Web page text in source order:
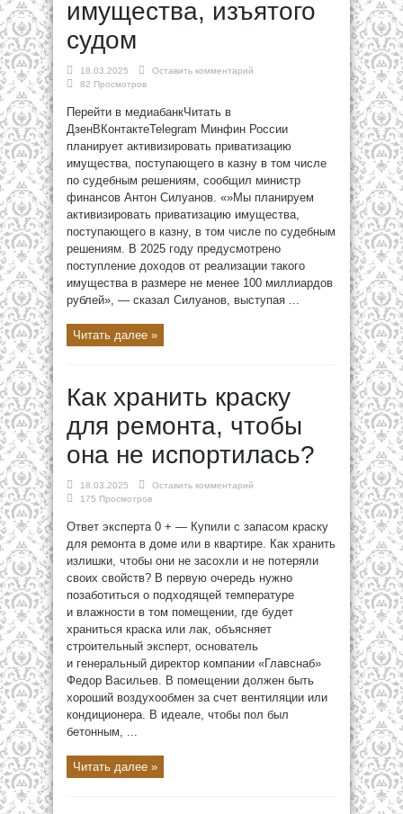
имущества, изъятого
судом
18.03.2025
Оставить комментарий
82 Просмотров
Перейти в медиабанкЧитать в
ДзенВКонтактеTelegram Минфин России
планирует активизировать приватизацию
имущества, поступающего в казну в том числе
по судебным решениям, сообщил министр
финансов Антон Силуанов. «»Мы планируем
активизировать приватизацию имущества,
поступающего в казну, в том числе по судебным
решениям. В 2025 году предусмотрено
поступление доходов от реализации такого
имущества в размере не менее 100 миллиардов
рублей», — сказал Силуанов, выступая ...
Читать далее »
Как хранить краску
для ремонта, чтобы
она не испортилась?
18.03.2025
Оставить комментарий
175 Просмотров
Ответ эксперта 0 + — Купили с запасом краску
для ремонта в доме или в квартире. Как хранить
излишки, чтобы они не засохли и не потеряли
своих свойств? В первую очередь нужно
позаботиться о подходящей температуре
и влажности в том помещении, где будет
храниться краска или лак, объясняет
строительный эксперт, основатель
и генеральный директор компании «Главснаб»
Федор Васильев. В помещении должен быть
хороший воздухообмен за счет вентиляции или
кондиционера. В идеале, чтобы пол был
бетонным, ...
Читать далее »